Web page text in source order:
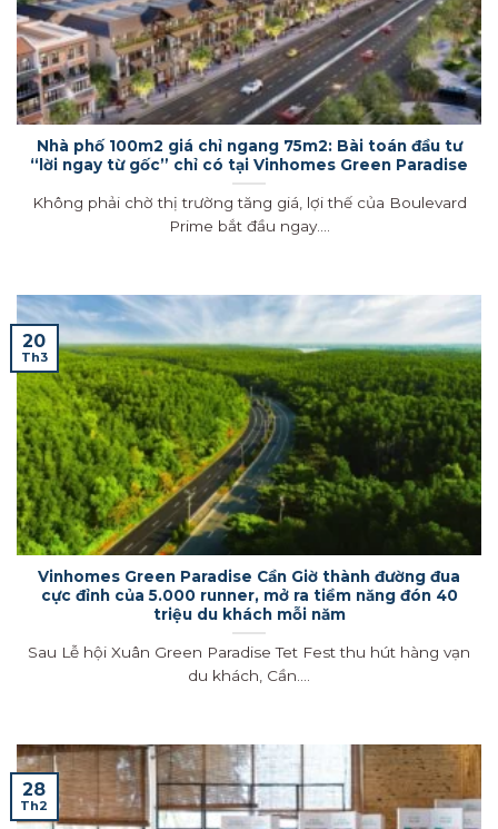
Nhà phố 100m2 giá chỉ ngang 75m2: Bài toán đầu tư
“lời ngay từ gốc” chỉ có tại Vinhomes Green Paradise
Không phải chờ thị trường tăng giá, lợi thế của Boulevard
Prime bắt đầu ngay....
Vinhomes Green Paradise Cần Giờ thành đường đua
cực đỉnh của 5.000 runner, mở ra tiềm năng đón 40
triệu du khách mỗi năm
Sau Lễ hội Xuân Green Paradise Tet Fest thu hút hàng vạn
du khách, Cần....
20
Th3
28
Th2